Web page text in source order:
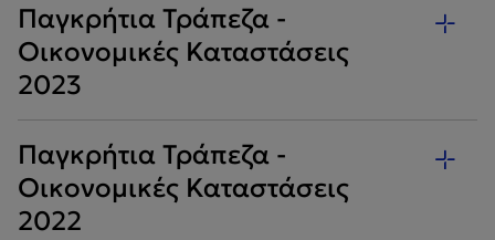
Παγκρήτια Τράπεζα -
Οικονομικές Καταστάσεις
2023
Παγκρήτια Τράπεζα -
Οικονομικές Καταστάσεις
2022